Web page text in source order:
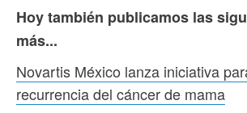
Hoy también publicamos las
más...
Novartis México lanza iniciativa
recurrencia del cáncer de mama